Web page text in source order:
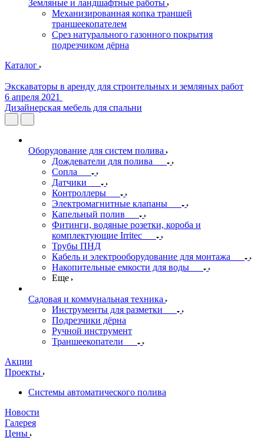
Земляные и ландшафтные работы
Механизированная копка траншей
траншеекопателем
Срез натурального газонного покрытия
подрезчиком дёрна
Каталог
Экскаваторы в аренду для строительных и земляных работ
6 апреля 2021
Дизайнерская мебель для спальни
Оборудование для систем полива
Дождеватели для полива
Сопла
Датчики
Контроллеры
Электромагнитные клапаны
Капельный полив
Фитинги, водяные розетки, короба и
комплектующие Irritec
Трубы ПНД
Кабель и электрооборудование для монтажа
Накопительные емкости для воды
Еще
Садовая и коммунальная техника
Инструменты для разметки
Подрезчики дёрна
Ручной инструмент
Траншеекопатели
Акции
Проекты
Системы автоматического полива
Новости
Галерея
Цены